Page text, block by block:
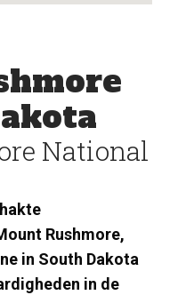
National
Rushmore,
in South Dakota
in de